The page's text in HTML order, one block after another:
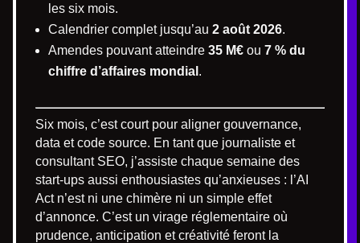
les six mois.
Calendrier complet jusqu’au 2 août 2026.
Amendes pouvant atteindre 35 M€ ou 7 % du
chiffre d’affaires mondial .
Six mois, c’est court pour aligner gouvernance,
data et code source. En tant que journaliste et
consultant SEO, j’assiste chaque semaine des
start-ups aussi enthousiastes qu’anxieuses : l’AI
Act n’est ni une chimère ni un simple effet
d’annonce. C’est un virage réglementaire où
prudence, anticipation et créativité feront la